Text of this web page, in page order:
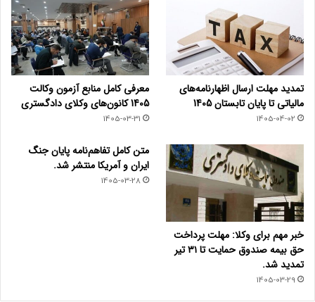
تمدید مهلت ارسال اظهارنامه‌های
مالیاتی تا پایان تابستان 1405
1405-04-02
معرفی کامل منابع آزمون وکالت
1405 کانون‌های وکلای دادگستری
1405-03-31
خبر مهم برای وکلا: مهلت پرداخت
حق بیمه صندوق حمایت تا ۳۱ تیر
تمدید شد.
1405-03-29
متن کامل تفاهم‌نامه پایان جنگ
ایران و آمریکا منتشر شد.
1405-03-28